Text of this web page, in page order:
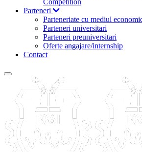
Competition
Parteneri
Parteneriate cu mediul
Parteneri universitari
Parteneri preuniversitari
Oferte angajare/internship
Contact